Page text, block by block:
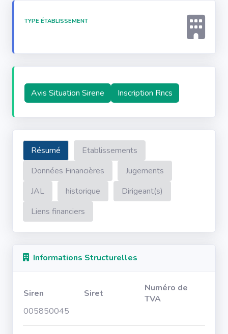
TYPE ÉTABLISSEMENT
Avis Situation Sirene Inscription Rncs
Résumé
Etablissements
Données Financières
Jugements
JAL
historique
Dirigeant(s)
Liens financiers
Informations Structurelles
Siren Siret
Numéro de
TVA
005850045